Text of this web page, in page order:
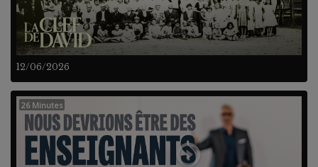
12/06/2026
26 Minutes